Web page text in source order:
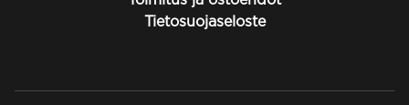
Tietosuojaseloste